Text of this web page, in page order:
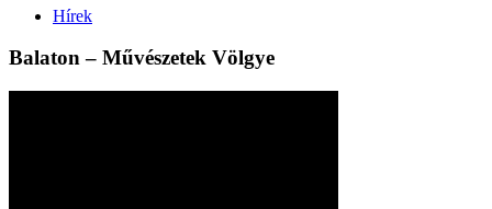
Hírek
Balaton – Művészetek Völgye